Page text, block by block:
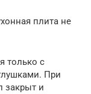
плита не
только с
При
закрыт и